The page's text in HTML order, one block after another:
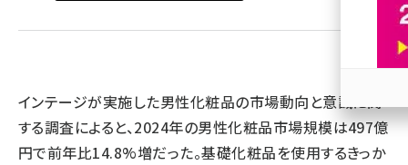
インテージが実施した男性化粧品の市場動向と意識に関
する調査によると、2024年の男性化粧品市場規模は497億
円で前年比14.8%増だった。基礎化粧品を使用するきっか
参